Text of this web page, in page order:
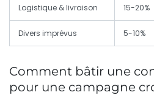
Logistique & livraison 15-20%
Divers imprévus 5-10%
Comment bâtir une
pour une campagne